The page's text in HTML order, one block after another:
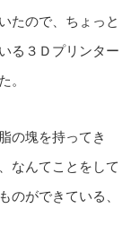
たので、ちょっと
る３Ｄプリンター
。
の塊を持ってき
なんてことをして
のができている、